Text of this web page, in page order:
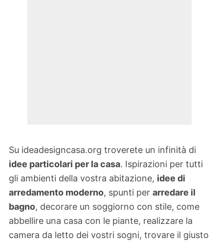
Su ideadesigncasa.org troverete un infinità di
idee particolari per la casa. Ispirazioni per tutti
gli ambienti della vostra abitazione, idee di
arredamento moderno, spunti per arredare il
bagno, decorare un soggiorno con stile, come
abbellire una casa con le piante, realizzare la
camera da letto dei vostri sogni, trovare il giusto